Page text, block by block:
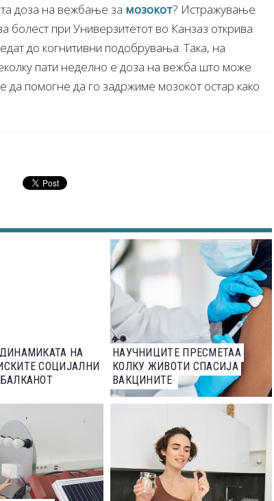
доза на вежбање за мозокот? Истражување
болест при Универзитетот во Канзаз открива
до когнитивни подобрувања. Така, на
пати неделно е доза на вежба што може
да помогне да го задржиме мозокот остар како
НА
СОЦИЈАЛНИ
НАУЧНИЦИТЕ ПРЕСМЕТАА
КОЛКУ ЖИВОТИ СПАСИЈА
ВАКЦИНИТЕ